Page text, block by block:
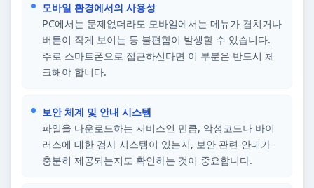
모바일 환경에서의 사용성
PC에서는 문제없더라도 모바일에서는 메뉴가 겹치거나
버튼이 작게 보이는 등 불편함이 발생할 수 있습니다.
주로 스마트폰으로 접근하신다면 이 부분은 반드시 체
크해야 합니다.
보안 체계 및 안내 시스템
파일을 다운로드하는 서비스인 만큼, 악성코드나 바이
러스에 대한 검사 시스템이 있는지, 보안 관련 안내가
충분히 제공되는지도 확인하는 것이 중요합니다.